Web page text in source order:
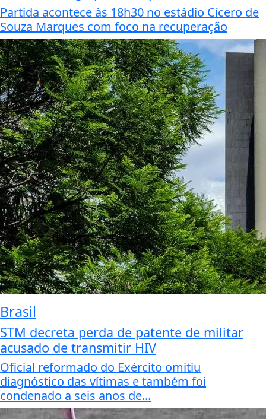
Partida acontece às 18h30 no estádio Cícero de
Souza Marques com foco na recuperação
Brasil
STM decreta perda de patente de militar
acusado de transmitir HIV
Oficial reformado do Exército omitiu
diagnóstico das vítimas e também foi
condenado a seis anos de...